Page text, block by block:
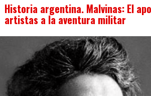
Historia argentina. Malvinas: El
artistas a la aventura militar